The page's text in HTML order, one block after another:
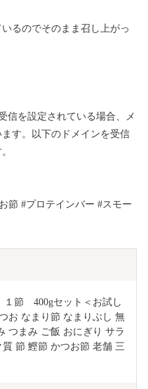
るのでそのまま召し上がっ
信を設定されている場合、メ
す。以下のドメインを受信
節 #プロテインバー #スモー
節　400gセット＜お試し
お なまり節 なまりぶし 無
つまみ ご飯 おにぎり サラ
節 鰹節 かつお節 老舗 三